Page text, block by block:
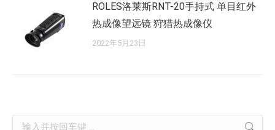
ROLES洛莱斯RNT-20手持式 单目红外
热成像望远镜 狩猎热成像仪
2022年5月23日
Search: